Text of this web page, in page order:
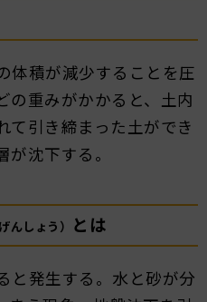
体積が減少することを圧
の重みがかかると、土内
て引き締まった土ができ
沈下する。
んしょう） とは
と発生する。水と砂が分